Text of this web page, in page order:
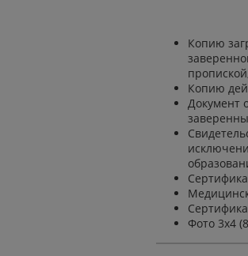
Копию
Копию
Документ
Фото 3x4